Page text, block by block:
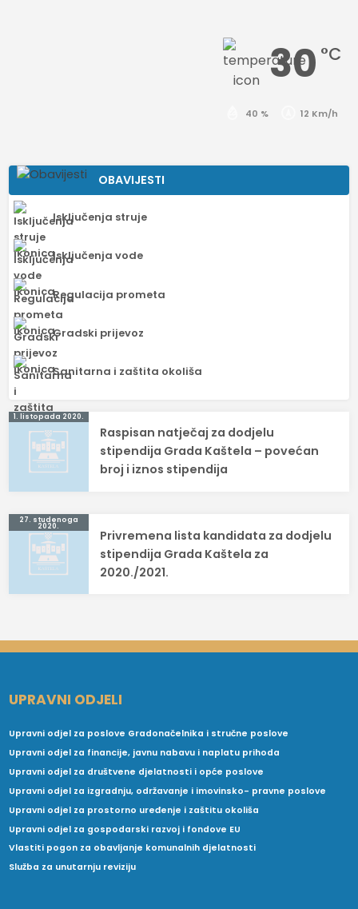
30 °C
40 % 12 Km/h
OBAVIJESTI
Isključenja struje
Isključenja vode
Regulacija prometa
Gradski prijevoz
Sanitarna i zaštita okoliša
Navigacija
objava
1. listopada 2020.
Raspisan natječaj za dodjelu
stipendija Grada Kaštela – povećan
broj i iznos stipendija
27. studenoga
2020.
Privremena lista kandidata za dodjelu
stipendija Grada Kaštela za
2020./2021.
UPRAVNI ODJELI
Upravni odjel za poslove Gradonačelnika i stručne poslove
Upravni odjel za financije, javnu nabavu i naplatu prihoda
Upravni odjel za društvene djelatnosti i opće poslove
Upravni odjel za izgradnju, održavanje i imovinsko- pravne poslove
Upravni odjel za prostorno uređenje i zaštitu okoliša
Upravni odjel za gospodarski razvoj i fondove EU
Vlastiti pogon za obavljanje komunalnih djelatnosti
Služba za unutarnju reviziju